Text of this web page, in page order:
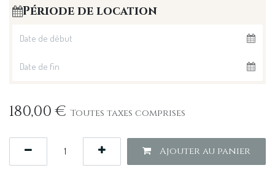
Période de location
180,00€ Toutes taxes comprises
Ajouter au panier